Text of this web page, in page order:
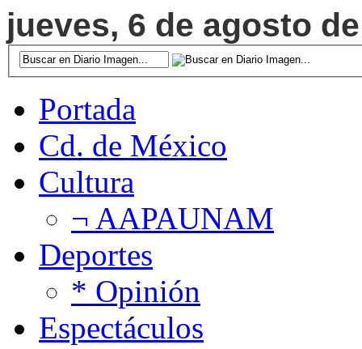
jueves, 6 de agosto
Portada
Cd. de México
Cultura
¬ AAPAUNAM
Deportes
* Opinión
Espectáculos